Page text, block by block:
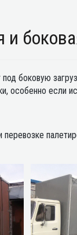
и
боковую
особенно если